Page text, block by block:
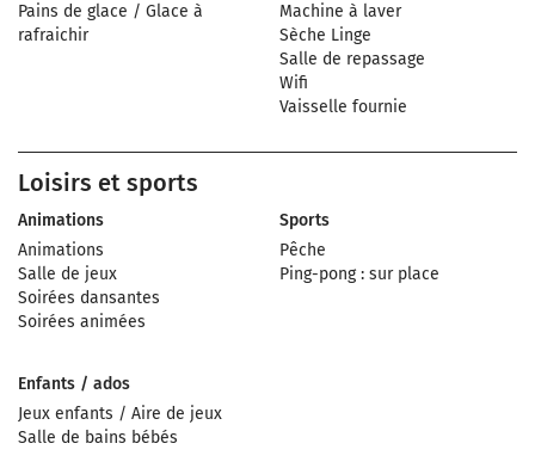
Pains de glace / Glace à
rafraichir
Machine à laver
Sèche Linge
Salle de repassage
Wifi
Vaisselle fournie
Loisirs et sports
Animations
Animations
Salle de jeux
Soirées dansantes
Soirées animées
Sports
Pêche
Ping-pong : sur place
Enfants / ados
Jeux enfants / Aire de jeux
Salle de bains bébés